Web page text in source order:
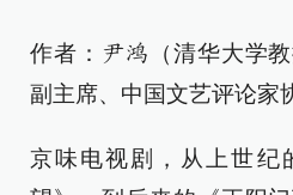
作者： 尹鸿
（清华大学
副主席、中国文艺评论家
京味电视剧，从上世纪